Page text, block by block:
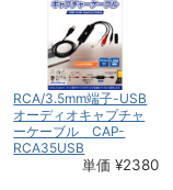
RCA/3.5mm端子-USB
オーディオキャプチャ
ーケーブル CAP-
RCA35USB
単価 ¥2380